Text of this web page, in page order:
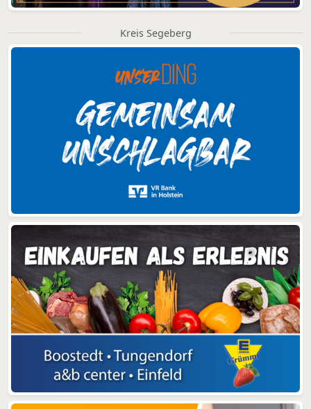
Kreis Segeberg